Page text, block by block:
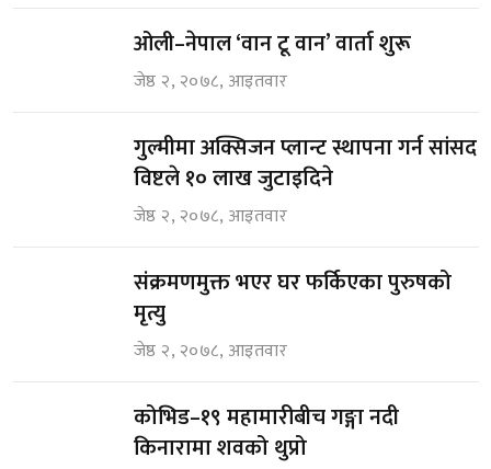
ओली–नेपाल ‘वान टू वान’ वार्ता शुरू
जेष्ठ २, २०७८, आइतवार
गुल्मीमा अक्सिजन प्लान्ट स्थापना गर्न सांसद
विष्टले १० लाख जुटाइदिने
जेष्ठ २, २०७८, आइतवार
संक्रमणमुक्त भएर घर फर्किएका पुरुषको
मृत्यु
जेष्ठ २, २०७८, आइतवार
कोभिड–१९ महामारीबीच गङ्गा नदी
किनारामा शवको थुप्रो